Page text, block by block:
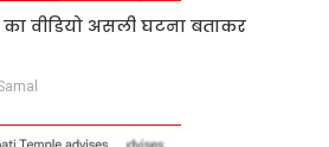
वीडियो असली घटना बताकर